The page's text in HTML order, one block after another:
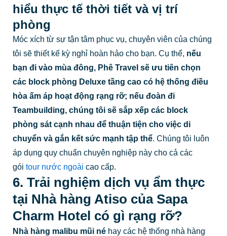
hiểu thực tế thời tiết và vị trí
phòng
Móc xích từ sự tận tâm phục vụ, chuyên viên của chúng
tôi sẽ thiết kế kỳ nghỉ hoàn hảo cho bạn. Cụ thể, nếu
bạn đi vào mùa đông, Phê Travel sẽ ưu tiên chọn
các block phòng Deluxe tầng cao có hệ thống điều
hòa ấm áp hoạt động rạng rỡ; nếu đoàn đi
Teambuilding, chúng tôi sẽ sắp xếp các block
phòng sát cạnh nhau để thuận tiện cho việc di
chuyển và gắn kết sức mạnh tập thể. Chúng tôi luôn
áp dụng quy chuẩn chuyên nghiệp này cho cả các
gói tour nước ngoài cao cấp.
6. Trải nghiệm dịch vụ ẩm thực
tại Nhà hàng Atiso của Sapa
Charm Hotel có gì rạng rỡ?
Nhà hàng malibu mũi néhay các hệ thống nhà hàng